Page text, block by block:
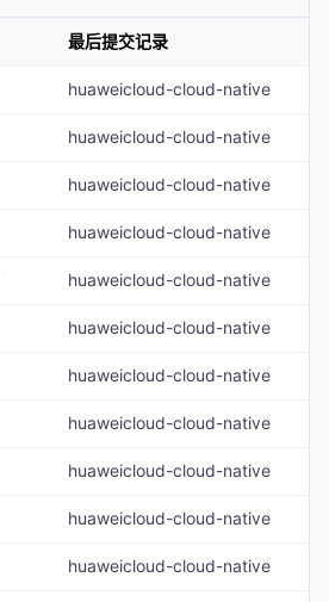
最后提交记录
huaweicloud-cloud-native
huaweicloud-cloud-native
huaweicloud-cloud-native
huaweicloud-cloud-native
huaweicloud-cloud-native
huaweicloud-cloud-native
huaweicloud-cloud-native
huaweicloud-cloud-native
huaweicloud-cloud-native
huaweicloud-cloud-native
huaweicloud-cloud-native